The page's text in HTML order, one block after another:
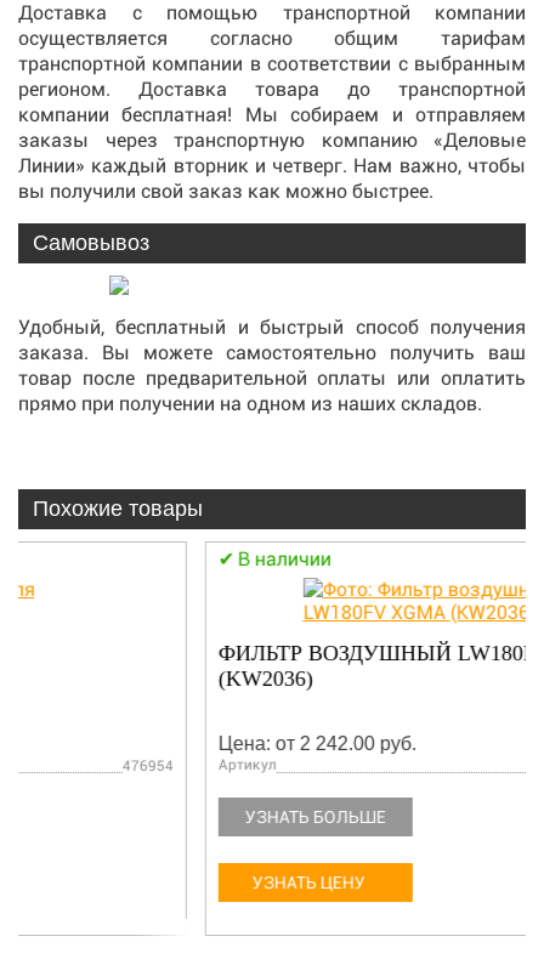
Доставка с помощью транспортной компании
осуществляется согласно общим тарифам
транспортной компании в соответствии с выбранным
регионом. Доставка товара до транспортной
компании бесплатная! Мы собираем и отправляем
заказы через транспортную компанию «Деловые
Линии» каждый вторник и четверг. Нам важно, чтобы
вы получили свой заказ как можно быстрее.
Самовывоз
Удобный, бесплатный и быстрый способ получения
заказа. Вы можете самостоятельно получить ваш
товар после предварительной оплаты или оплатить
прямо при получении на одном из наших складов.
Похожие товары
ФИЛЬТР ВОЗДУШНЫЙ LW180FV XGMA
Цена: от 2 242.00 руб.